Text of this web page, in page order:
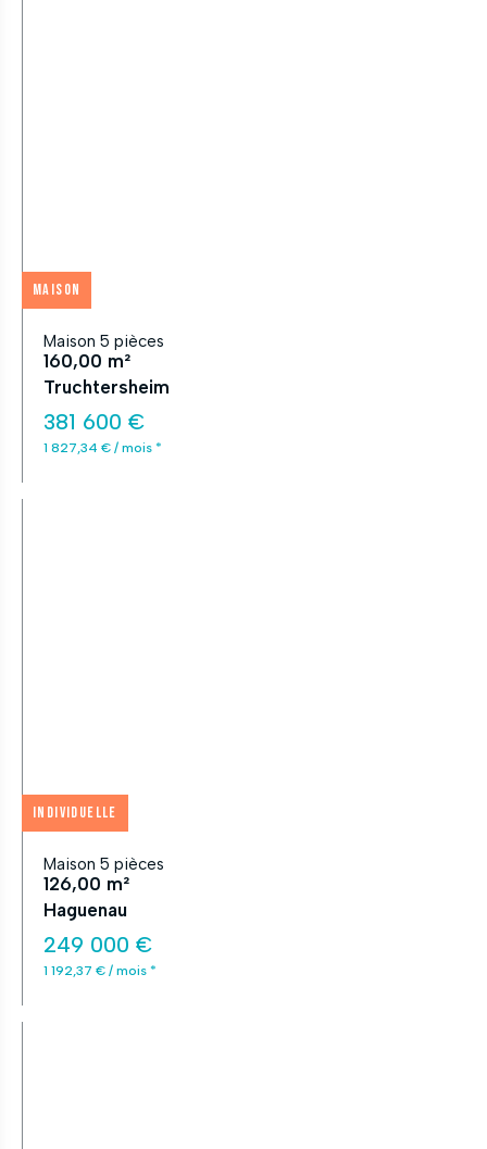
Maison
Maison 5 pièces
160,00 m²
Truchtersheim
381 600 €
1 827,34 € / mois *
Individuelle
Maison 5 pièces
126,00 m²
Haguenau
249 000 €
1 192,37 € / mois *